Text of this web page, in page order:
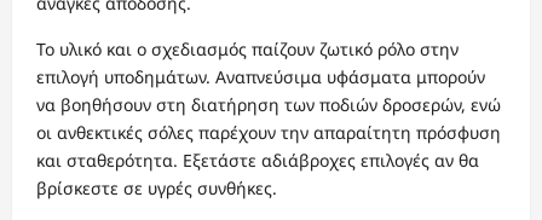
Το υλικό και ο σχεδιασμός παίζουν ζωτικό ρόλο στην
επιλογή υποδημάτων. Αναπνεύσιμα υφάσματα μπορούν
να βοηθήσουν στη διατήρηση των ποδιών δροσερών, ενώ
οι ανθεκτικές σόλες παρέχουν την απαραίτητη πρόσφυση
και σταθερότητα. Εξετάστε αδιάβροχες επιλογές αν θα
βρίσκεστε σε υγρές συνθήκες.